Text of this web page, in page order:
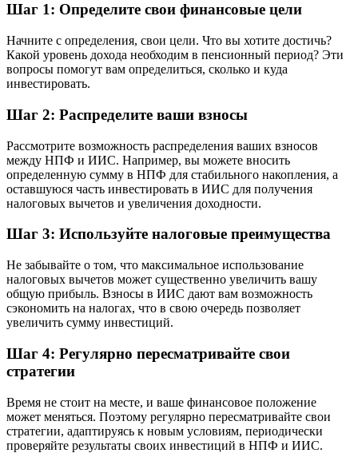
Шаг 1: Определите свои финансовые цели
Начните с определения, свои цели. Что вы хотите достичь?
Какой уровень дохода необходим в пенсионный период? Эти
вопросы помогут вам определиться, сколько и куда
инвестировать.
Шаг 2: Распределите ваши взносы
Рассмотрите возможность распределения ваших взносов
между НПФ и ИИС. Например, вы можете вносить
определенную сумму в НПФ для стабильного накопления, а
оставшуюся часть инвестировать в ИИС для получения
налоговых вычетов и увеличения доходности.
Шаг 3: Используйте налоговые преимущества
Не забывайте о том, что максимальное использование
налоговых вычетов может существенно увеличить вашу
общую прибыль. Взносы в ИИС дают вам возможность
сэкономить на налогах, что в свою очередь позволяет
увеличить сумму инвестиций.
Шаг 4: Регулярно пересматривайте свои
стратегии
Время не стоит на месте, и ваше финансовое положение
может меняться. Поэтому регулярно пересматривайте свои
стратегии, адаптируясь к новым условиям, периодически
проверяйте результаты своих инвестиций в НПФ и ИИС.